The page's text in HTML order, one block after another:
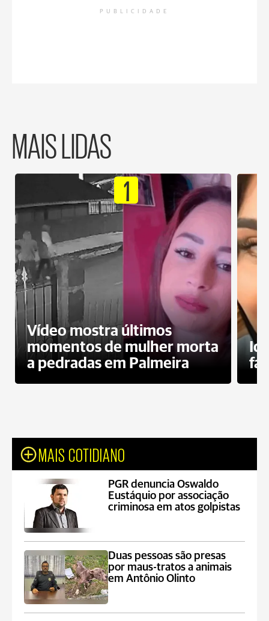
PUBLICIDADE
MAIS LIDAS
1
Vídeo mostra últimos
momentos de mulher morta
a pedradas em Palmeira
MAIS COTIDIANO
PGR denuncia Oswaldo
Eustáquio por associação
criminosa em atos golpistas
Duas pessoas são presas
por maus-tratos a animais
em Antônio Olinto